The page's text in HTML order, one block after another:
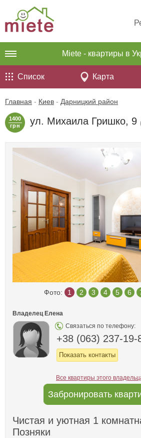
Miete - квартиры в
Список Карта
Главная - Киев - Дарницкий район
1400
грн
ул. Михаила Гришко, 9
Фото: 1 2 3 4 5 6
Владелец Елена
Связаться по телефону:
+38 (063) 237-19-
Показать контакты
Все квартиры этого
Забронировать
Чистая и уютная 1
Позняки